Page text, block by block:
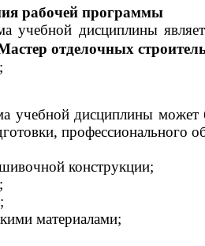
рабочей программы
учебной дисциплины
отделочных
учебной дисциплины может
профессионального
конструкции;
материалами;